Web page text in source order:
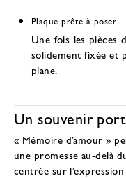
Plaque prête à poser
Une fois les pièces
solidement fixée et
plane.
Un souvenir
« Mémoire d’amour »
une promesse au-delà
centrée sur